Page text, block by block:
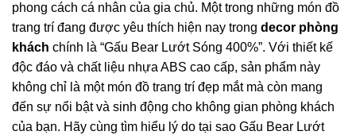
phong cách cá nhân của gia chủ. Một trong những món đồ
trang trí đang được yêu thích hiện nay trong decor phòng
khách chính là “Gấu Bear Lướt Sóng 400%”. Với thiết kế
độc đáo và chất liệu nhựa ABS cao cấp, sản phẩm này
không chỉ là một món đồ trang trí đẹp mắt mà còn mang
đến sự nổi bật và sinh động cho không gian phòng khách
của bạn. Hãy cùng tìm hiểu lý do tại sao Gấu Bear Lướt